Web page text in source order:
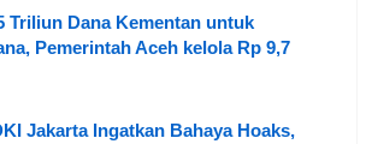
Triliun Dana Kementan untuk
Pemerintah Aceh kelola Rp 9,7
Jakarta Ingatkan Bahaya Hoaks,